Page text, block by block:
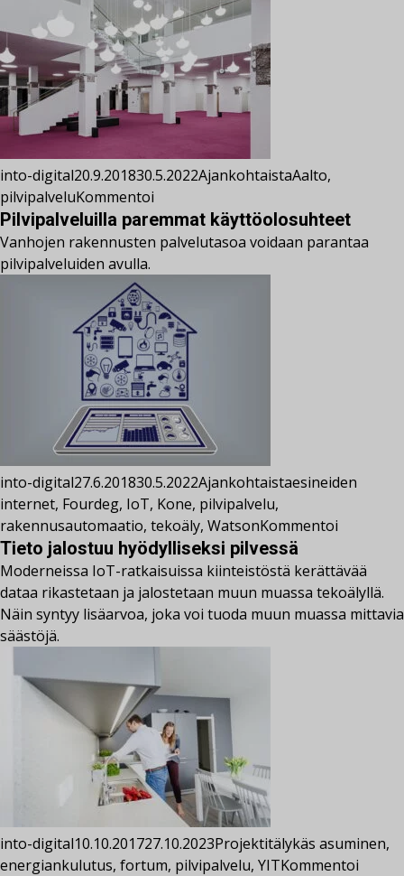
into-digital20.9.201830.5.2022AjankohtaistaAalto,
pilvipalveluKommentoi
Pilvipalveluilla paremmat käyttöolosuhteet
Vanhojen rakennusten palvelutasoa voidaan parantaa
pilvipalveluiden avulla.
into-digital27.6.201830.5.2022Ajankohtaistaesineiden
internet, Fourdeg, IoT, Kone, pilvipalvelu,
rakennusautomaatio, tekoäly, WatsonKommentoi
Tieto jalostuu hyödylliseksi pilvessä
Moderneissa IoT-ratkaisuissa kiinteistöstä kerättävää
dataa rikastetaan ja jalostetaan muun muassa tekoälyllä.
Näin syntyy lisäarvoa, joka voi tuoda muun muassa mittavia
säästöjä.
into-digital10.10.201727.10.2023Projektitälykäs asuminen,
energiankulutus, fortum, pilvipalvelu, YITKommentoi